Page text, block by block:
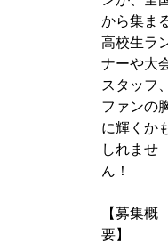
から集ま
高校生ラ
ナーや大
スタッフ、
ファンの
に輝くか
しれませ
ん！
【募集概
要】